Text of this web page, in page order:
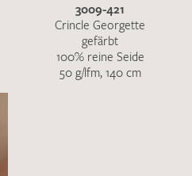
3009-421
Crincle Georgette
gefärbt
100% reine Seide
50 g/lfm, 140 cm